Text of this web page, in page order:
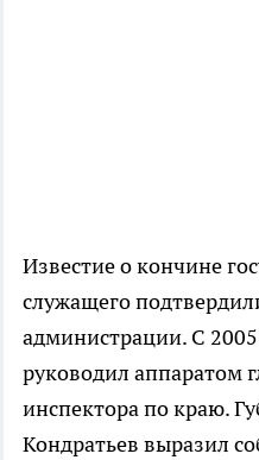
Известие о кончине
служащего
администрации. С
руководил аппаратом
инспектора по краю.
Кондратьев выразил